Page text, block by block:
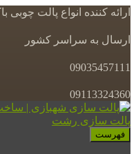
ارائه کننده انواع پالت
ارسال به سراسر کشور
09035457111
09113324360
فهرست